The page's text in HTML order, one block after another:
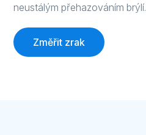
neustálým přehazováním brýlí.
Změřit zrak